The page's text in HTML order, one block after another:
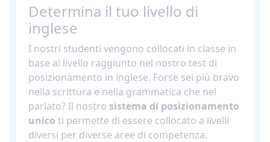
Determina il tuo livello di
inglese
I nostri studenti vengono collocati in classe in
base al livello raggiunto nel nostro test di
posizionamento in inglese. Forse sei più bravo
nella scrittura e nella grammatica che nel
parlato? Il nostro sistema di posizionamento
unico ti permette di essere collocato a livelli
diversi per diverse aree di competenza.